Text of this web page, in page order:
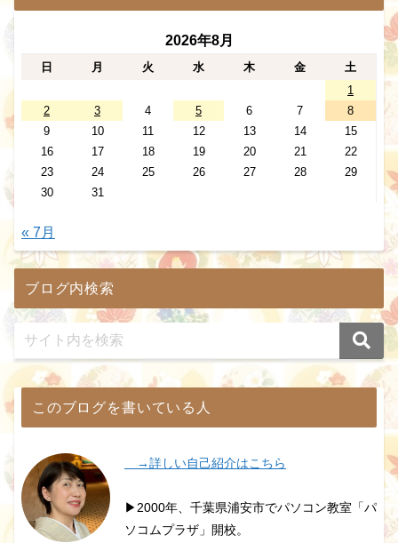
2026年8月
日 月 火 水 木 金
土
1
2
3 4 5 6 7
8
9
10 11 12 13 14
15
16
17 18 19 20 21
22
23
24 25 26 27 28
29
30
31
« 7月
ブログ内検索
このブログを書いている人
→詳しい自己紹介はこちら
▶2000年、千葉県浦安市でパソコン教室「パ
ソコムプラザ」開校。